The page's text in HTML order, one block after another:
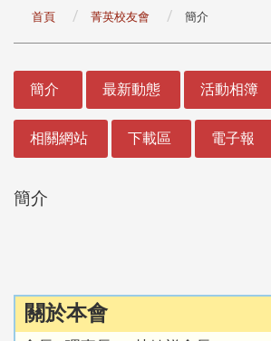
首頁 菁英校友會 簡介
簡介 最新動態 活動相簿
相關網站 下載區 電子報
簡介
關於本會